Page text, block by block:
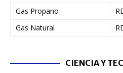
Gas Propano
Gas Natural
CIENCIA Y